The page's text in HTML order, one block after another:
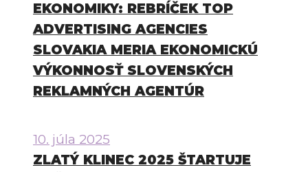
EKONOMIKY: REBRÍČEK TOP
ADVERTISING AGENCIES
SLOVAKIA MERIA EKONOMICKÚ
VÝKONNOSŤ SLOVENSKÝCH
REKLAMNÝCH AGENTÚR
10. júla 2025
ZLATÝ KLINEC 2025 ŠTARTUJE